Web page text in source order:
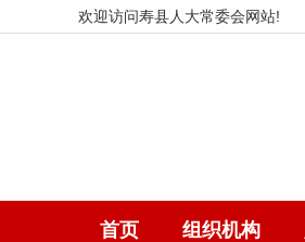
欢迎访问寿县人大常委会网站!
首页 组织机构